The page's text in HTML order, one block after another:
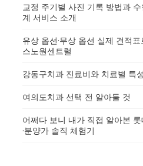
교정 주기별 사진 기록 방법과
계 서비스 소개
유상 옵션·무상 옵션 실제 견적
스노원센트럴
강동구치과 진료비와 치료별 특성
여의도치과 선택 전 알아둘 것
어쩌다 보니 내가 직접 알아본
·분양가 솔직 체험기